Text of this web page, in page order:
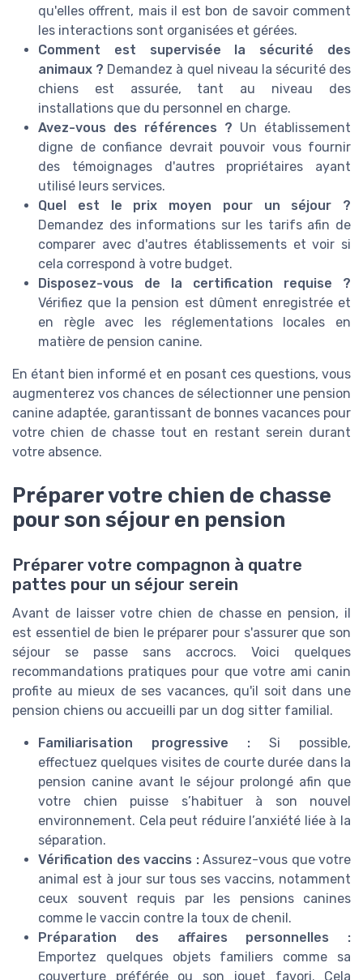
qu'elles offrent, mais il est bon de savoir comment
les interactions sont organisées et gérées.
Comment est supervisée la sécurité des
animaux ? Demandez à quel niveau la sécurité des
chiens est assurée, tant au niveau des
installations que du personnel en charge.
Avez-vous des références ? Un établissement
digne de confiance devrait pouvoir vous fournir
des témoignages d'autres propriétaires ayant
utilisé leurs services.
Quel est le prix moyen pour un séjour ?
Demandez des informations sur les tarifs afin de
comparer avec d'autres établissements et voir si
cela correspond à votre budget.
Disposez-vous de la certification requise ?
Vérifiez que la pension est dûment enregistrée et
en règle avec les réglementations locales en
matière de pension canine.
En étant bien informé et en posant ces questions, vous
augmenterez vos chances de sélectionner une pension
canine adaptée, garantissant de bonnes vacances pour
votre chien de chasse tout en restant serein durant
votre absence.
Préparer votre chien de chasse
pour son séjour en pension
Préparer votre compagnon à quatre
pattes pour un séjour serein
Avant de laisser votre chien de chasse en pension, il
est essentiel de bien le préparer pour s'assurer que son
séjour se passe sans accrocs. Voici quelques
recommandations pratiques pour que votre ami canin
profite au mieux de ses vacances, qu'il soit dans une
pension chiens ou accueilli par un dog sitter familial.
Familiarisation progressive : Si possible,
effectuez quelques visites de courte durée dans la
pension canine avant le séjour prolongé afin que
votre chien puisse s’habituer à son nouvel
environnement. Cela peut réduire l’anxiété liée à la
séparation.
Vérification des vaccins :Assurez-vous que votre
animal est à jour sur tous ses vaccins, notamment
ceux souvent requis par les pensions canines
comme le vaccin contre la toux de chenil.
Préparation des affaires personnelles :
Emportez quelques objets familiers comme sa
couverture préférée ou son jouet favori. Cela